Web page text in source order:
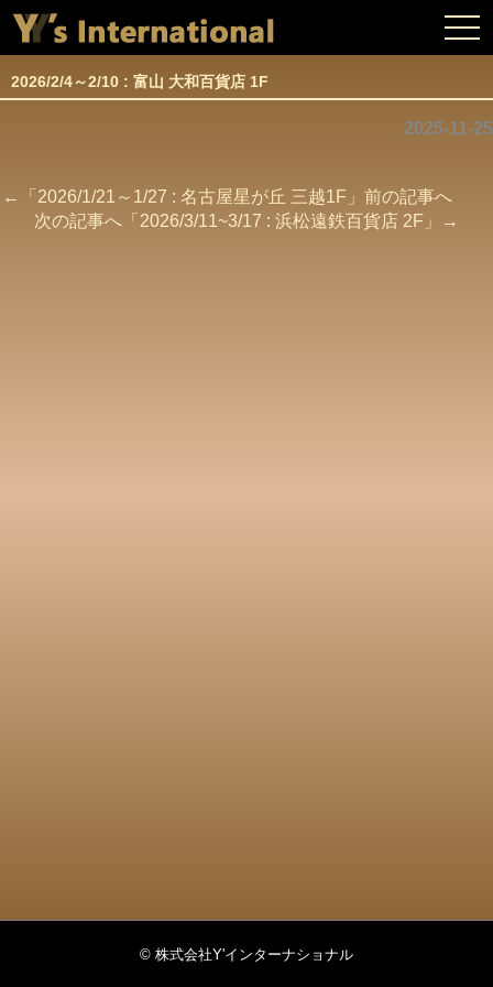
2026/2/4～2/10 : 富山 大和百貨店 1F
2025-11-25
←「 2026/1/21～1/27 : 名古屋星が丘 三越1F 」前の記事へ
次の記事へ「 2026/3/11~3/17 : 浜松遠鉄百貨店 2F 」→
© 株式会社Y'インターナショナル